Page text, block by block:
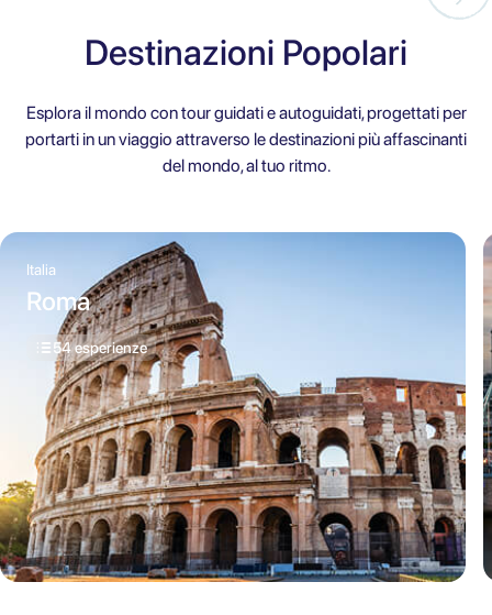
Destinazioni Popolari
Esplora il mondo con tour guidati e autoguidati, progettati per
portarti in un viaggio attraverso le destinazioni più affascinanti
del mondo, al tuo ritmo.
Italia
Roma
54 esperienze